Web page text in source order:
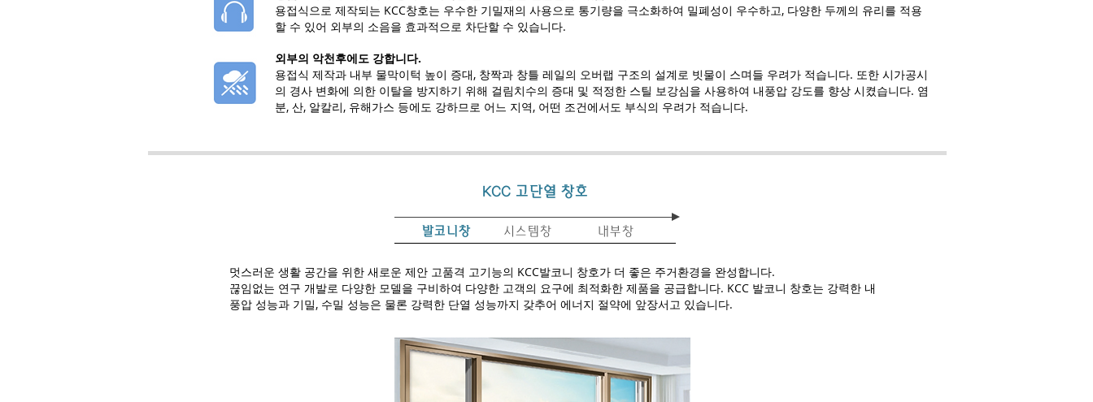
용접식으로 제작되는 KCC창호는 우수한 기밀재의 사용으로 통기량을 극소화하여 밀폐성이 우수하고, 다양한 두께의 유리를 적용
할 수 있어 외부의 소음을 효과적으로 차단할 수 있습니다.
외부의 악천후에도 강합니다.
용접식 제작과 내부 물막이턱 높이 증대, 창짝과 창틀 레일의 오버랩 구조의 설계로 빗물이 스며들 우려가 적습니다. 또한 시가공시
의 경사 변화에 의한 이탈을 방지하기 위해 걸림치수의 증대 및 적정한 스틸 보강심을 사용하여 내풍압 강도를 향상 시켰습니다. 염
분, 산, 알칼리, 유해가스 등에도 강하므로 어느 지역, 어떤 조건에서도 부식의 우려가 적습니다.
​KCC 고단열 창호
발코니창 시스템창 내부창
멋스러운 생활 공간을 위한 새로운 제안 고품격 고기능의 KCC발코니 창호가 더 좋은 주거환경을 완성합니다.
끊임없는 연구 개발로 다양한 모델을 구비하여 다양한 고객의 요구에 최적화한 제품을 공급합니다. KCC 발코니 창호는 강력한 내
풍압 성능과 기밀, 수밀 성능은 물론 강력한 단열 성능까지 갖추어 에너지 절약에 앞장서고 있습니다.